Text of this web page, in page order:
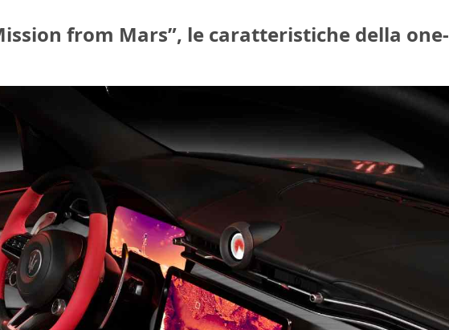
from Mars”, le caratteristiche della one-